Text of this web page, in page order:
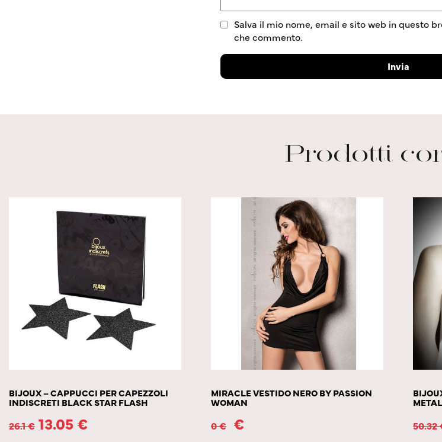
Salva il mio nome, email e sito web in questo
che commento.
Prodotti
BIJOUX – CAPPUCCI PER CAPEZZOLI
INDISCRETI BLACK STAR FLASH
26.1€ 13.05 €
MIRACLE VESTIDO NERO BY PASSION
WOMAN
0€ € 50.32